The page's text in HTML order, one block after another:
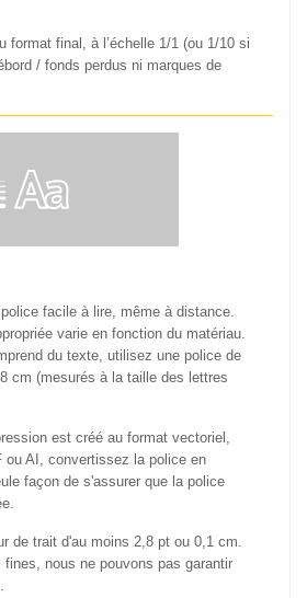
format final, à l’échelle 1/1 (ou 1/10 si
/ fonds perdus ni marques de
facile à lire, même à distance.
varie en fonction du matériau.
du texte, utilisez une police de
cm (mesurés à la taille des lettres
est créé au format vectoriel,
ou AI, convertissez la police en
façon de s'assurer que la police
de trait d'au moins 2,8 pt ou 0,1 cm.
fines, nous ne pouvons pas garantir